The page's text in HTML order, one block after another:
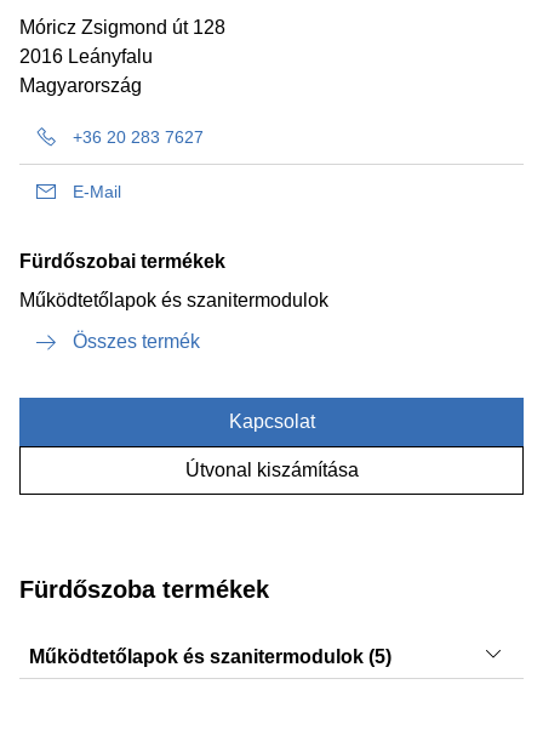
Móricz Zsigmond út 128
2016 Leányfalu
Magyarország
+36 20 283 7627
E-Mail
Fürdőszobai termékek
Működtetőlapok és szanitermodulok
Összes termék
Kapcsolat
Útvonal kiszámítása
Fürdőszoba termékek
Működtetőlapok és szanitermodulok (5)